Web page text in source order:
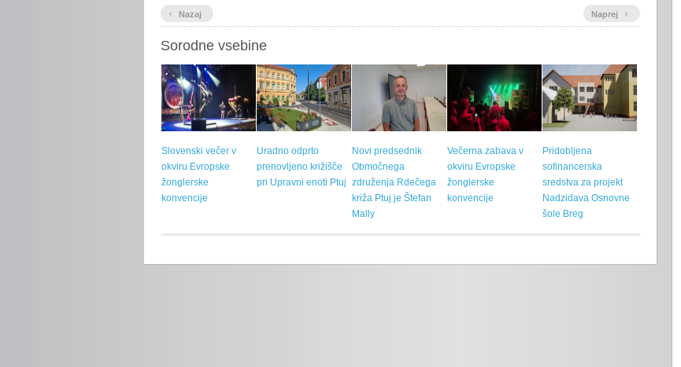
‹ Nazaj Naprej ›
Sorodne vsebine
Slovenski večer v
okviru Evropske
žonglerske
konvencije
Uradno odprto
prenovljeno križišče
pri Upravni enoti Ptuj
Novi predsednik
Območnega
združenja Rdečega
križa Ptuj je Štefan
Mally
Večerna zabava v
okviru Evropske
žonglerske
konvencije
Pridobljena
sofinancerska
sredstva za projekt
Nadzidava Osnovne
šole Breg